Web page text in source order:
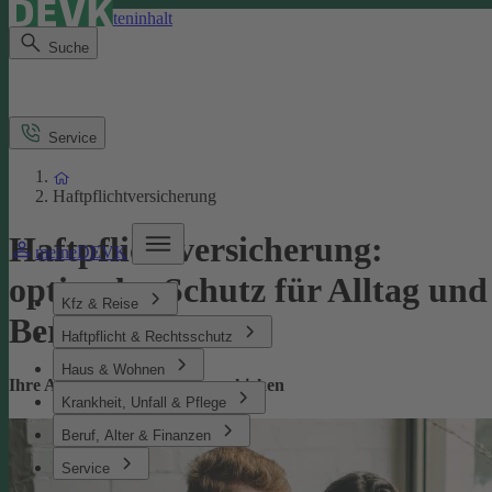
Direkt zum Seiteninhalt
Suche
meineDEVK
Kfz & Reise
Haftpflicht & Rechtsschutz
Haus & Wohnen
Krankheit, Unfall & Pflege
Beruf, Alter & Finanzen
Service
Service
Haftpflichtversicherung
Haftpflichtversicherung:
optimaler Schutz für Alltag und
Beruf
Ihre Absicherung bei Missgeschicken